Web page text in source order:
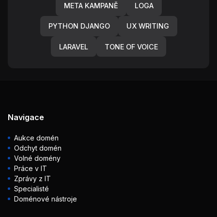
META KAMPANĚ LOGA
PYTHON DJANGO UX WRITING
LARAVEL TONE OF VOICE
Navigace
Aukce domén
Odchyt domén
Volné domény
Práce v IT
Zprávy z IT
Specialisté
Doménové nástroje